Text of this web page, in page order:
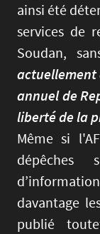
ainsi été
services de
Soudan,
actuellement
annuel de
liberté de la
Même si
davantage
publié